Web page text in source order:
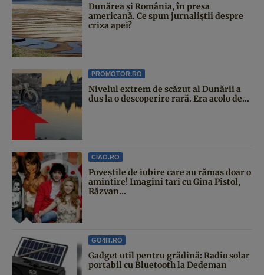
Dunărea și România, în presa
americană. Ce spun jurnaliștii despre
criza apei?
PROMOTOR.RO
Nivelul extrem de scăzut al Dunării a
dus la o descoperire rară. Era acolo de...
CIAO.RO
Poveştile de iubire care au rămas doar o
amintire! Imagini tari cu Gina Pistol,
Răzvan...
GO4IT.RO
Gadget util pentru grădină: Radio solar
portabil cu Bluetooth la Dedeman